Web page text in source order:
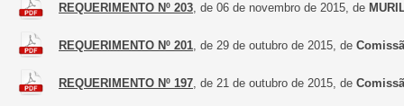
REQUERIMENTO Nº 203, de 06 de novembro de 2015, de
REQUERIMENTO Nº 201, de 29 de outubro de 2015, de
REQUERIMENTO Nº 197, de 21 de outubro de 2015, de